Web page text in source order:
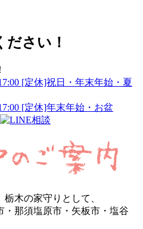
木の家守りとして、
那須塩原市・矢板市・塩谷